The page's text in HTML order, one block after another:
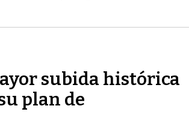
subida histórica
plan de